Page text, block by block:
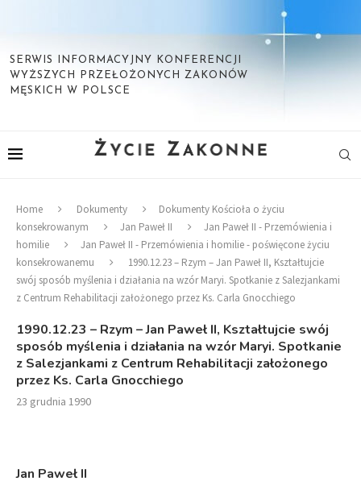
SERWIS INFORMACYJNY KONFERENCJI
WYŻSZYCH PRZEŁOŻONYCH ZAKONÓW
MĘSKICH W POLSCE
Home Dokumenty
Dokumenty Kościoła o życiu
konsekrowanym
Jan Paweł II
Jan Paweł II - Przemówienia i
homilie
Jan Paweł II - Przemówienia i homilie - poświęcone życiu
konsekrowanemu
1990.12.23 – Rzym – Jan Paweł II, Kształtujcie
swój sposób myślenia i działania na wzór Maryi. Spotkanie z Salezjankami
z Centrum Rehabilitacji założonego przez Ks. Carla Gnocchiego
1990.12.23 – Rzym – Jan Paweł II, Kształtujcie swój
sposób myślenia i działania na wzór Maryi. Spotkanie
z Salezjankami z Centrum Rehabilitacji założonego
przez Ks. Carla Gnocchiego
23 grudnia 1990
Jan Paweł II